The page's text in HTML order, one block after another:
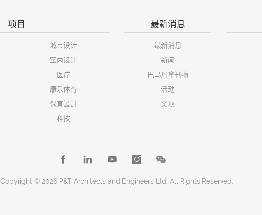
项目
城市设计
室内设计
医疗
康乐体育
保育設計
科技
最新消息
最新消息
新闻
巴马丹拿刊物
活动
奖项
Copyright © 2026 P&T Architects and Engineers Ltd. All Rights Reserved.